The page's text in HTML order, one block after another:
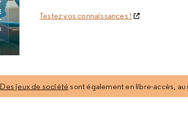
Testez vos connaissances !
Des jeux de société sont également en libre-accès,